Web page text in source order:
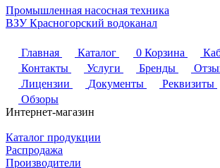
Промышленная насосная техника
ВЗУ Красногорский водоканал
Главная Каталог 0 Корзина
Контакты
Услуги Бренды
Лицензии
Документы Реквизиты
Обзоры
Интернет-магазин
Каталог продукции
Распродажа
Производители